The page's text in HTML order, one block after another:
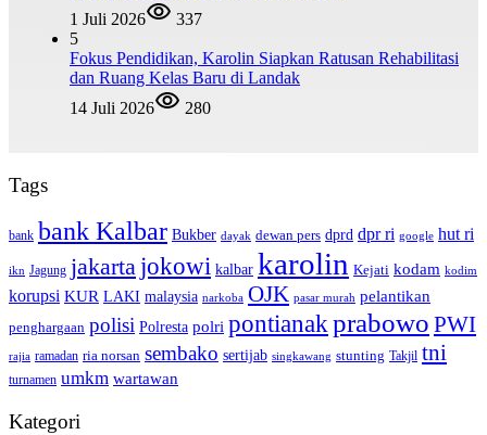
1 Juli 2026
337
5
Fokus Pendidikan, Karolin Siapkan Ratusan Rehabilitasi
dan Ruang Kelas Baru di Landak
14 Juli 2026
280
Tags
bank bank Kalbar Bukber dayak dewan pers dprd dpr ri google hut ri
ikn Jagung jakarta jokowi kalbar karolin Kejati kodam kodim
korupsi KUR LAKI malaysia narkoba OJK pasar murah pelantikan
penghargaan polisi Polresta polri pontianakprabowo PWI
rajia ramadan ria norsan sembako sertijab singkawang stunting Takjil tni
turnamen umkm wartawan
Kategori